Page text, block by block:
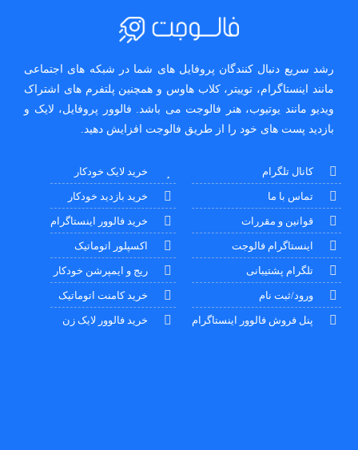
رشد سریع دنبال کنندگان پروفایل های شما در شبکه های اجتماعی
مانند اینستاگرام، توییتر، کلاب هاوس و همچنین پلتفرم های اشتراک
ویدیو مانند یوتیوب، هنر فالوجت می باشد. فالوور پروفایل، لایک و
بازدید پست های خود را از طریق فالوجت افزایش دهید.
کانال تلگرام
تماس با ما
قوانین و مقررات
اینستاگرام فالوجت
تلگرام پشتیبانی
ورود/ثبت نام
پنل فروش فالوور اینستاگرام
خرید لایک خودکار
خرید بازدید خودکار
خرید فالوور اینستاگرام
اکسپلور اتوماتیک
ریج و ایمپرشن خودکار
خرید کامنت اتوماتیک
خرید فالوور لایک زن